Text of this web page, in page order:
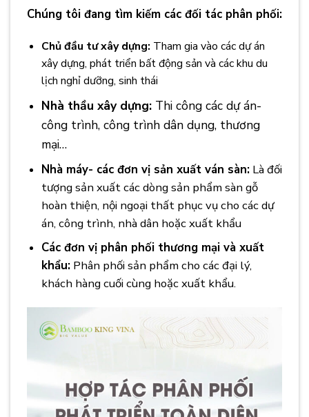
Chúng tôi đang tìm kiếm các đối tác phân phối:
Chủ đầu tư xây dựng: Tham gia vào các dự án
xây dựng, phát triển bất động sản và các khu du
lịch nghỉ dưỡng, sinh thái
Nhà thầu xây dựng: Thi công các dự án-
công trình, công trình dân dụng, thương
mại…
Nhà máy- các đơn vị sản xuất ván sàn:Là đối
tượng sản xuất các dòng sản phẩm sàn gỗ
hoàn thiện, nội ngoại thất phục vụ cho các dự
án, công trình, nhà dân hoặc xuất khẩu
Các đơn vị phân phối thương mại và xuất
khẩu:Phân phối sản phẩm cho các đại lý,
khách hàng cuối cùng hoặc xuất khẩu.